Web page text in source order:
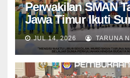
Perwakilan SMAN
Jawa Timur Ikuti
di Da-Yeh
JUL 14, 2026 TARUNA